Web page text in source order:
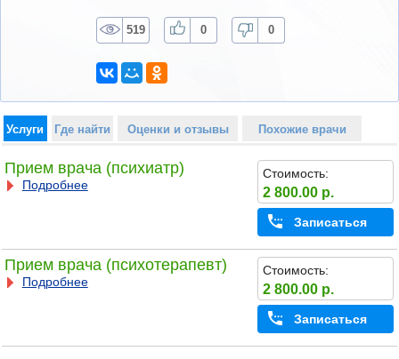
519 0 0
Услуги Где найти Оценки и отзывы Похожие врачи
Прием врача (психиатр)
Подробнее
Стоимость:
2 800.00 р.
Записаться
Прием врача (психотерапевт)
Подробнее
Стоимость:
2 800.00 р.
Записаться